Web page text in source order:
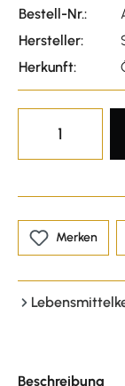
Bestell-Nr.:
Hersteller:
Herkunft:
Merken
Beschreibung